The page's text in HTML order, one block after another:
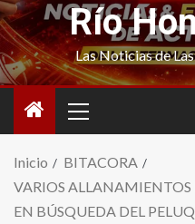
Río
Las Noticias de
Inicio
BITACORA
VARIOS ALLANAMIENTOS
EN BÚSQUEDA DEL